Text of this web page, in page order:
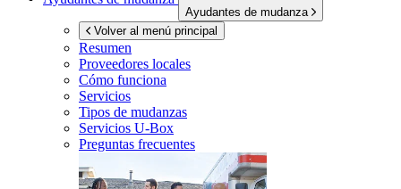
Ayudantes de mudanza
Volver al menú principal
Resumen
Proveedores locales
Cómo funciona
Servicios
Tipos de mudanzas
Servicios U-Box
Preguntas frecuentes